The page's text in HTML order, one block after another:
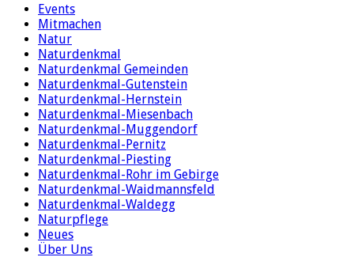
Events
Mitmachen
Natur
Naturdenkmal
Naturdenkmal Gemeinden
Naturdenkmal-Gutenstein
Naturdenkmal-Hernstein
Naturdenkmal-Miesenbach
Naturdenkmal-Muggendorf
Naturdenkmal-Pernitz
Naturdenkmal-Piesting
Naturdenkmal-Rohr im Gebirge
Naturdenkmal-Waidmannsfeld
Naturdenkmal-Waldegg
Naturpflege
Neues
Über Uns